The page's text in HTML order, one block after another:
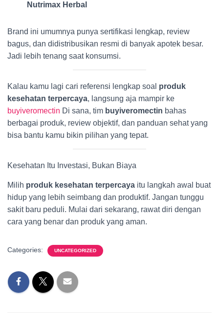
Nutrimax Herbal
Brand ini umumnya punya sertifikasi lengkap, review
bagus, dan didistribusikan resmi di banyak apotek besar.
Jadi lebih tenang saat konsumsi.
Kalau kamu lagi cari referensi lengkap soal produk
kesehatan terpercaya, langsung aja mampir ke
buyiveromectin Di sana, tim buyiveromectin bahas
berbagai produk, review objektif, dan panduan sehat yang
bisa bantu kamu bikin pilihan yang tepat.
Kesehatan Itu Investasi, Bukan Biaya
Milih produk kesehatan terpercaya itu langkah awal buat
hidup yang lebih seimbang dan produktif. Jangan tunggu
sakit baru peduli. Mulai dari sekarang, rawat diri dengan
cara yang benar dan produk yang aman.
Categories: UNCATEGORIZED